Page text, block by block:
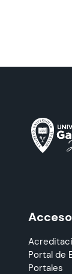
Portal de
Portales